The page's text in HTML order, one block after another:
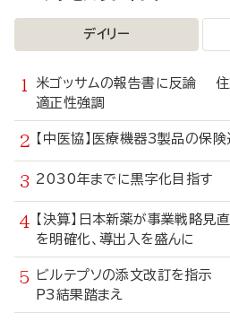
デイリー
米ゴッサムの報告書に反論 住
適正性強調
【中医協】医療機器3製品の保
2030年までに黒字化目指す
【決算】日本新薬が事業戦略
を明確化、導出入を盛んに
ビルテプソの添文改訂を指
P3結果踏まえ